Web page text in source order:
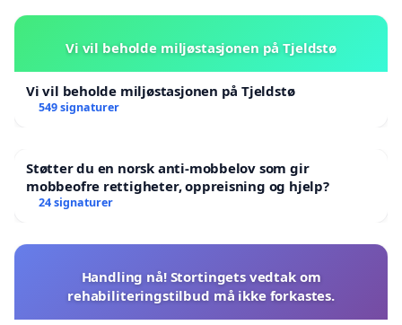
Vi vil beholde miljøstasjonen på Tjeldstø
Vi vil beholde miljøstasjonen på Tjeldstø
549 signaturer
Støtter du en norsk anti-mobbelov som gir
mobbeofre rettigheter, oppreisning og hjelp?
24 signaturer
Handling nå! Stortingets vedtak om
rehabiliteringstilbud må ikke forkastes.